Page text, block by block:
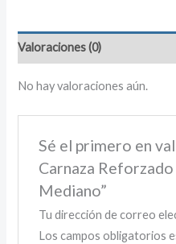
Valoraciones (0)
No hay valoraciones aún.
Sé el primero en
Carnaza Reforzado
Mediano”
Tu dirección de correo
Los campos obligatorios